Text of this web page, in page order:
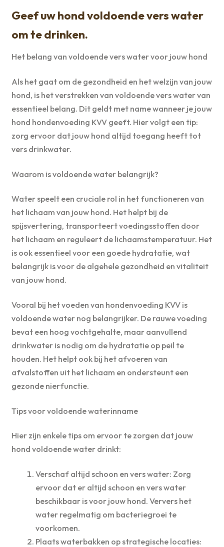
Geef uw hond voldoende vers water
om te drinken.
Het belang van voldoende vers water voor jouw hond
Als het gaat om de gezondheid en het welzijn van jouw
hond, is het verstrekken van voldoende vers water van
essentieel belang. Dit geldt met name wanneer je jouw
hond hondenvoeding KVV geeft. Hier volgt een tip:
zorg ervoor dat jouw hond altijd toegang heeft tot
vers drinkwater.
Waarom is voldoende water belangrijk?
Water speelt een cruciale rol in het functioneren van
het lichaam van jouw hond. Het helpt bij de
spijsvertering, transporteert voedingsstoffen door
het lichaam en reguleert de lichaamstemperatuur. Het
is ook essentieel voor een goede hydratatie, wat
belangrijk is voor de algehele gezondheid en vitaliteit
van jouw hond.
Vooral bij het voeden van hondenvoeding KVV is
voldoende water nog belangrijker. De rauwe voeding
bevat een hoog vochtgehalte, maar aanvullend
drinkwater is nodig om de hydratatie op peil te
houden. Het helpt ook bij het afvoeren van
afvalstoffen uit het lichaam en ondersteunt een
gezonde nierfunctie.
Tips voor voldoende waterinname
Hier zijn enkele tips om ervoor te zorgen dat jouw
hond voldoende water drinkt:
Verschaf altijd schoon en vers water: Zorg
ervoor dat er altijd schoon en vers water
beschikbaar is voor jouw hond. Ververs het
water regelmatig om bacteriegroei te
voorkomen.
Plaats waterbakken op strategische locaties: